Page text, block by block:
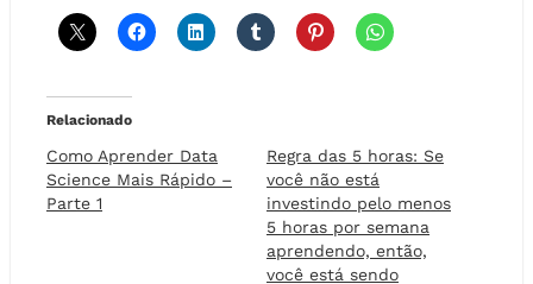
Relacionado
Como Aprender Data
Science Mais Rápido –
Parte 1
Regra das 5 horas: Se
você não está
investindo pelo menos
5 horas por semana
aprendendo, então,
você está sendo